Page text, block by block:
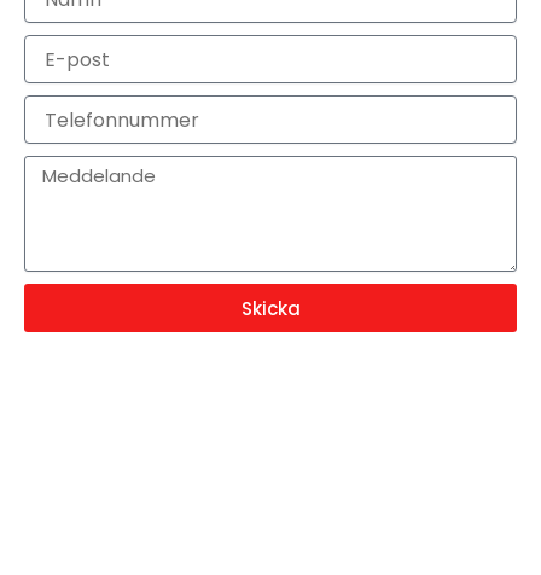
E-
post
Telefonnummer
Meddelande
Skicka